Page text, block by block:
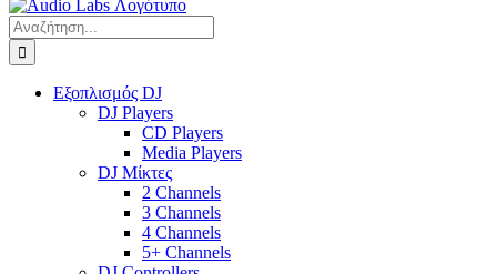
Αναζήτηση
για:
Εξοπλισμός DJ
DJ Players
CD Players
Media Players
DJ Μίκτες
2 Channels
3 Channels
4 Channels
5+ Channels